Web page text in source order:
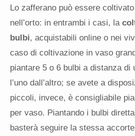
Lo zafferano può essere
nell’orto: in entrambi i casi, la
bulbi, acquistabili online o nei
caso di coltivazione in vaso
piantare 5 o 6 bulbi a distanza di
l’uno dall’altro; se avete a
piccoli, invece, è consigliabile
per vaso. Piantando i bulbi
basterà seguire la stessa